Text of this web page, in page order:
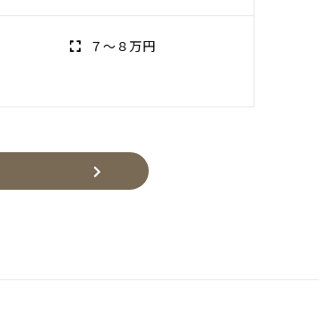
７〜８万円